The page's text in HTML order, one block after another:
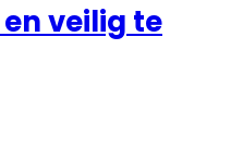
veilig te